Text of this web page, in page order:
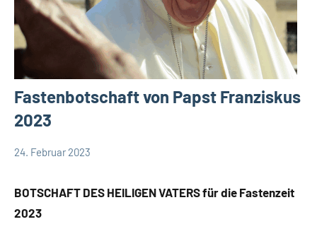
Fastenbotschaft von Papst Franziskus
2023
spirituelles
24. Februar 2023
BOTSCHAFT DES HEILIGEN VATERSfür die Fastenzeit
2023